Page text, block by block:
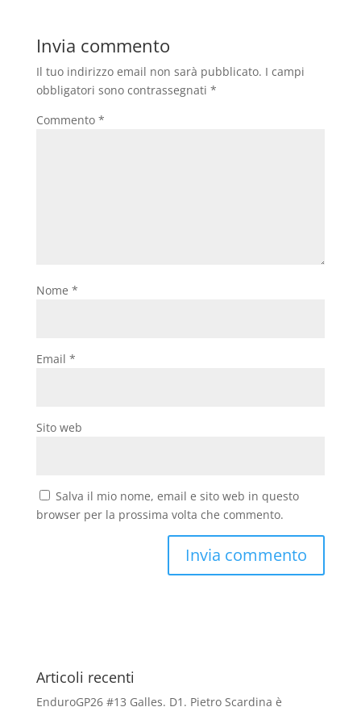
Invia commento
Il tuo indirizzo email non sarà pubblicato. I campi
obbligatori sono contrassegnati *
Commento *
Nome *
Email *
Sito web
Salva il mio nome, email e sito web in questo
browser per la prossima volta che commento.
Articoli recenti
EnduroGP26 #13 Galles. D1. Pietro Scardina è